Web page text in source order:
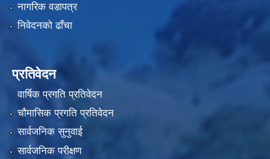
नागरिक वडापत्र
निवेदनको ढाँचा
प्रतिवेदन
वार्षिक प्रगति प्रतिवेदन
चौमासिक प्रगति प्रतिवेदन
सार्वजनिक सुनुवाई
सार्वजनिक परीक्षण